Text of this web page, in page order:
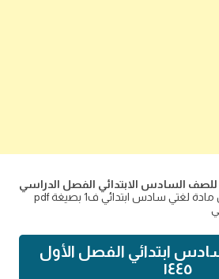
السادس الابتدائي الفصل الدراسي
تحميل تلخيص مادة لغتي سادس ابتدائي ف1 بصيغة pdf
ابتدائي الفصل الأول
١٤٤٥